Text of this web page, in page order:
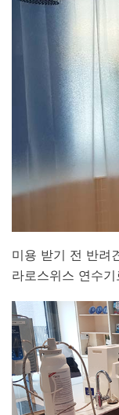
미용 받기 전 반려
라로스위스 연수